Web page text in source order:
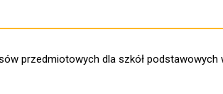
przedmiotowych dla szkół podstawowych